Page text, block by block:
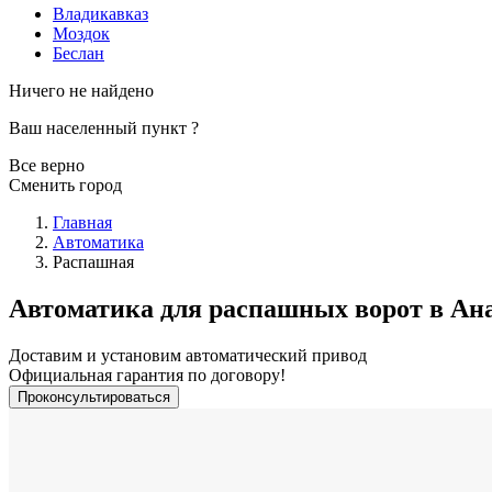
Владикавказ
Моздок
Беслан
Ничего не найдено
Ваш населенный пункт ?
Все верно
Сменить город
Главная
Автоматика
Распашная
Автоматика для распашных ворот в
Доставим и установим автоматический привод
Официальная гарантия по договору!
Проконсультироваться